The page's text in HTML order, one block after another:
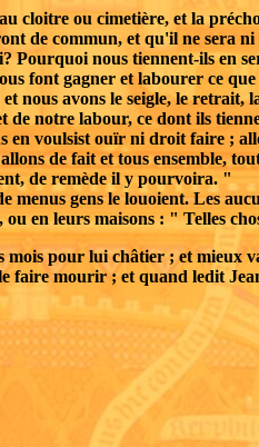
cloitre ou cimetière, et la
de commun, et qu'il ne sera
Pourquoi nous tiennent-ils en
font gagner et labourer ce
nous avons le seigle, le
notre labour, ce dont ils
en voulsist ouïr ni droit faire ;
de fait et tous ensemble,
de remède il y pourvoira. "
menus gens le louoient. Les
en leurs maisons : " Telles
pour lui châtier ; et mieux
faire mourir ; et quand ledit